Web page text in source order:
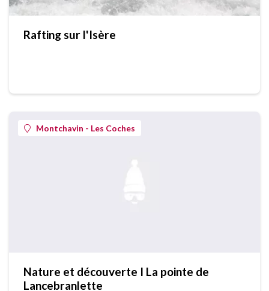
Rafting sur l'Isère
Montchavin - Les Coches
Nature et découverte I La pointe de
Lancebranlette